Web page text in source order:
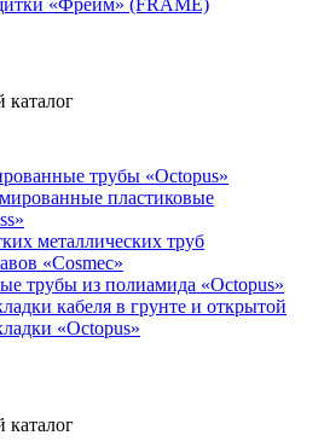
каталог
трубы «Octopus»
пластиковые
металлических труб
«Cosmec»
трубы из полиамида «Octopus»
кабеля в грунте и открытой
«Octopus»
каталог